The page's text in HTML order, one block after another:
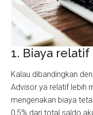
1. Biaya
Kalau dibandingkan
Advisor ya relatif lebih
mengenakan biaya
0,5% dari total saldo